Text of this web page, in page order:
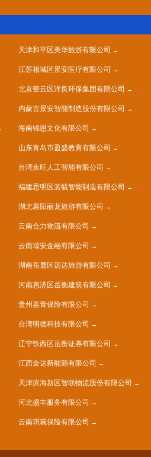
天津和平区美华旅游有限公司
江苏相城区景安医疗有限公司
北京密云区洋良环保集团有限公司
内蒙古景安智能制造股份有限公司
海南锦恩文化有限公司
山东青岛市盈盛教育有限公司
台湾永旺人工智能有限公司
福建思明区裳毓智能制造有限公司
湖北襄阳丽龙旅游有限公司
云南合力物流有限公司
云南瑞安金融有限公司
湖南岳麓区远达旅游有限公司
河南惠济区岳衡建筑有限公司
贵州嘉青保险有限公司
台湾明德科技有限公司
辽宁铁西区岳衡证券有限公司
江西金达新能源有限公司
天津滨海新区智联物流股份有限公司
河北盛丰服务有限公司
云南琪琬保险有限公司